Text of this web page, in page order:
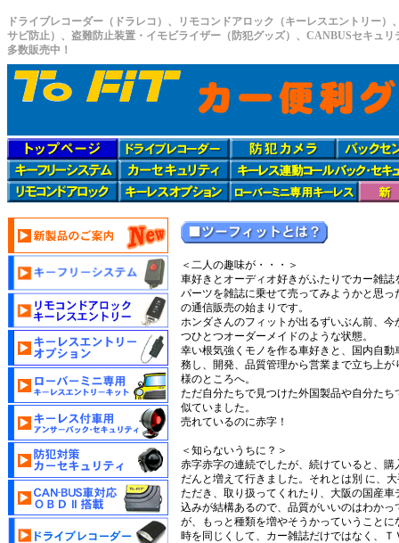
ドライブレコーダー（ドラレコ）、リモコンドアロック（キーレスエントリー
サビ防止）、盗難防止装置・イモビライザー（防犯グッズ）、CANBUSセキュ
多数販売中！
＜二人の趣味が・・・＞
車好きとオーディオ好きがふたりでカー雑
パーツを雑誌に乗せて売ってみようかと思
の通信販売の始まりです。
ホンダさんのフィットが出るずいぶん前、
つひとつオーダーメイドのような状態。
幸い根気強くモノを作る車好きと、国内自
務し、開発、品質管理から営業まで立ち上
様のところへ。
ただ自分たちで見つけた外国製品や自分た
似ていました。
売れているのに赤字！
＜知らないうちに？＞
赤字赤字の連続でしたが、続けていると、
だんと増えて行きました。それとは別 に、
ただき、取り扱ってくれたり、大阪の国産
込みが結構あるので、品質がいいのはわか
が、もっと種類を増やそうかっていうことに
時を同じくして、カー雑誌だけではなく、